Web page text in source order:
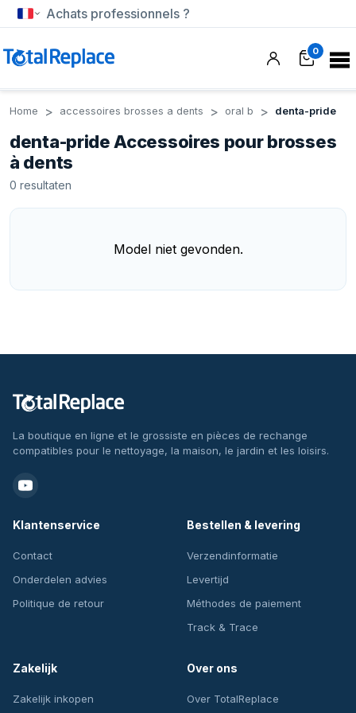
Achats professionnels ?
0
Home accessoires brosses a dents oral b denta-pride
denta-pride Accessoires pour brosses
à dents
0 resultaten
Model niet gevonden.
La boutique en ligne et le grossiste en pièces de rechange
compatibles pour le nettoyage, la maison, le jardin et les loisirs.
Klantenservice
Contact
Onderdelen advies
Politique de retour
Bestellen & levering
Verzendinformatie
Levertijd
Méthodes de paiement
Track & Trace
Zakelijk
Zakelijk inkopen
Over ons
Over TotalReplace